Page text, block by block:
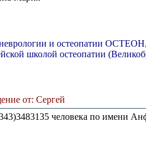
и остеопатии ОСТЕОН,
школой остеопатии
от: Сергей
человека по имени